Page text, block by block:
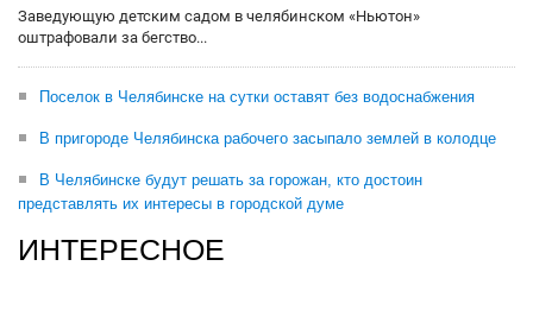
Заведующую детским садом в челябинском «Ньютон»
оштрафовали за бегство...
Поселок в Челябинске на сутки оставят без водоснабжения
В пригороде Челябинска рабочего засыпало землей в колодце
В Челябинске будут решать за горожан, кто достоин
представлять их интересы в городской думе
ИНТЕРЕСНОЕ